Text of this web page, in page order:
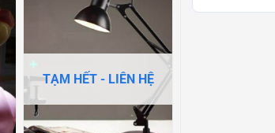
TẠM HẾT - LIÊN HỆ